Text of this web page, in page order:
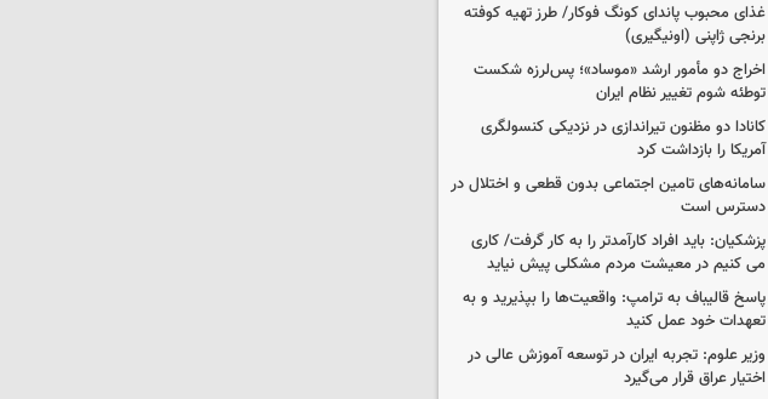
غذای محبوب پاندای کونگ فوکار/ طرز تهیه کوفته
برنجی ژاپنی (اونیگیری)
اخراج دو مأمور ارشد «موساد»؛ پس‌لرزه شکست
توطئه شوم تغییر نظام ایران
کانادا دو مظنون تیراندازی در نزدیکی کنسولگری
آمریکا را بازداشت کرد
سامانه‌های تامین اجتماعی بدون قطعی و اختلال در
دسترس است
پزشکیان: باید افراد کارآمدتر را به کار گرفت/ کاری
می کنیم در معیشت مردم مشکلی پیش نیاید
پاسخ قالیباف به ترامپ: واقعیت‌ها را بپذیرید و به
تعهدات خود عمل کنید
وزیر علوم: تجربه ایران در توسعه آموزش عالی در
اختیار عراق قرار می‌گیرد